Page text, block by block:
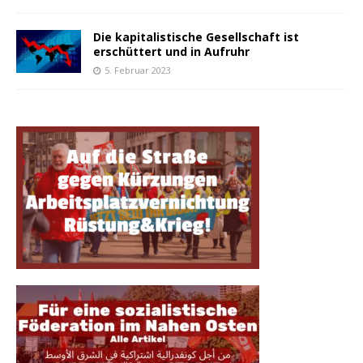
Die kapitalistische Gesellschaft ist
erschüttert und in Aufruhr
5. Februar 2023